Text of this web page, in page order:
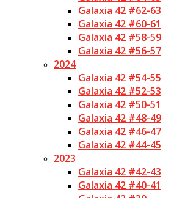
Galaxia 42 #62-63
Galaxia 42 #60-61
Galaxia 42 #58-59
Galaxia 42 #56-57
2024
Galaxia 42 #54-55
Galaxia 42 #52-53
Galaxia 42 #50-51
Galaxia 42 #48-49
Galaxia 42 #46-47
Galaxia 42 #44-45
2023
Galaxia 42 #42-43
Galaxia 42 #40-41